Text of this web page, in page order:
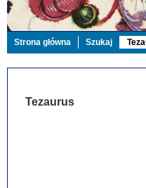
Strona główna Szukaj
Tezaurus